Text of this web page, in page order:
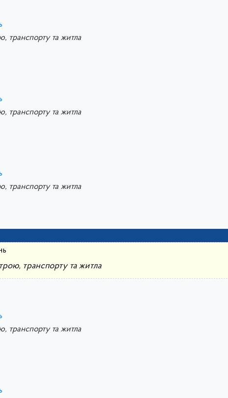
транспорту та житла
транспорту та житла
транспорту та житла
транспорту та житла
транспорту та житла